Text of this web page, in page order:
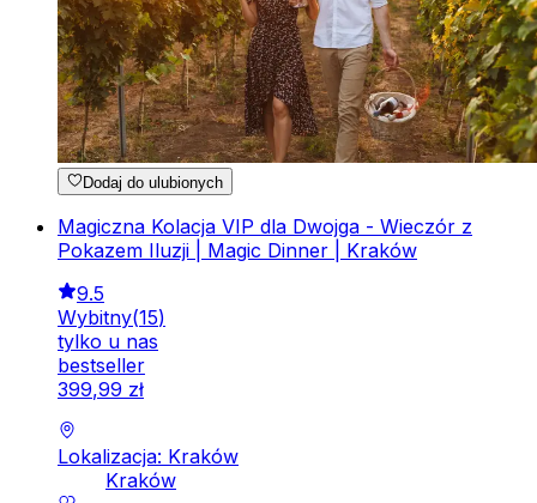
Dodaj do ulubionych
Magiczna Kolacja VIP dla Dwojga - Wieczór z
Pokazem Iluzji | Magic Dinner | Kraków
9.5
Wybitny(15)
tylko u nas
bestseller
399,99 zł
Lokalizacja: Kraków
Kraków